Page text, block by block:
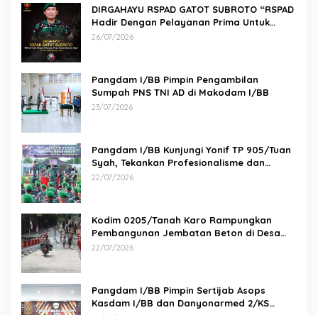
DIRGAHAYU RSPAD GATOT SUBROTO “RSPAD
Hadir Dengan Pelayanan Prima Untuk
Indonesia Maju” 26 JULI 1950 – 26 JULI 2026
26/07/2026
Pangdam I/BB Pimpin Pengambilan
Sumpah PNS TNI AD di Makodam I/BB
23/07/2026
Pangdam I/BB Kunjungi Yonif TP 905/Tuan
Syah, Tekankan Profesionalisme dan
Kesiapan Prajurit
22/07/2026
Kodim 0205/Tanah Karo Rampungkan
Pembangunan Jembatan Beton di Desa
Pernantin
22/07/2026
Pangdam I/BB Pimpin Sertijab Asops
Kasdam I/BB dan Danyonarmed 2/KS